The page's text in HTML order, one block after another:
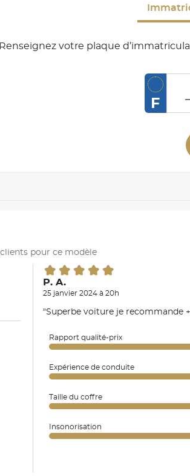
Renseignez votre plaque
F
pour ce modèle
P. A.
25 janvier 2024 à 20h
"Superbe voiture je recommande
Rapport qualité-prix
Expérience de conduite
Taille du coffre
Insonorisation